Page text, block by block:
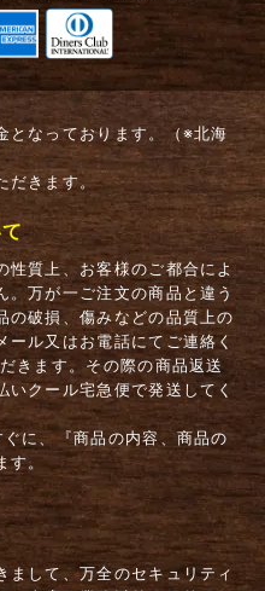
となっております。（※北海
だきます。
性質上、お客様のご都合によ
万が一ご注文の商品と違う
の破損、傷みなどの品質上の
ル又はお電話にてご連絡く
きます。その際の商品返送
いクール宅急便で発送してく
に、『商品の内容、商品の
す。
まして、万全のセキュリティ